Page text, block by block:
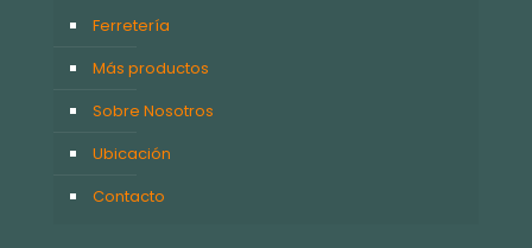
Ferretería
Más productos
Sobre Nosotros
Ubicación
Contacto